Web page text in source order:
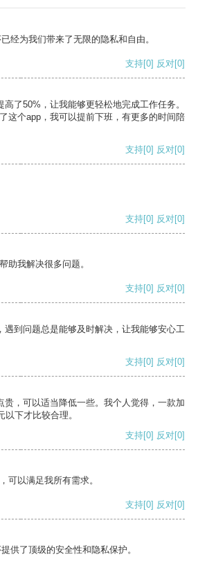
经为我们带来了无限的隐私和自由。
支持[0] 反对[0]
了50%，让我能够更轻松地完成工作任务。
这个app，我可以提前下班，有更多的时间陪
支持[0] 反对[0]
支持[0] 反对[0]
助我解决很多问题。
支持[0] 反对[0]
遇到问题总是能够及时解决，让我能够安心工
支持[0] 反对[0]
贵，可以适当降低一些。我个人觉得，一款加
下才比较合理。
支持[0] 反对[0]
可以满足我所有需求。
支持[0] 反对[0]
供了顶级的安全性和隐私保护。